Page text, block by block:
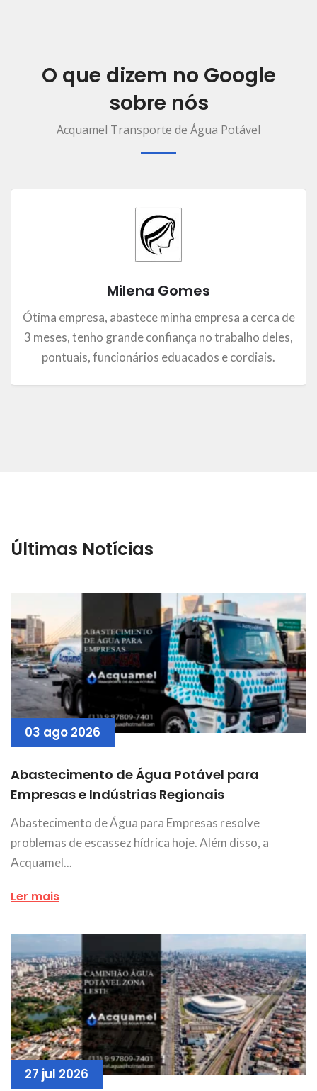
O que dizem no Google
sobre nós
Acquamel Transporte de Água Potável
Milena Gomes
Ótima empresa, abastece minha empresa a cerca de
3 meses, tenho grande confiança no trabalho deles,
pontuais, funcionários eduacados e cordiais.
Últimas Notícias
03 ago 2026
Abastecimento de Água Potável para
Empresas e Indústrias Regionais
Abastecimento de Água para Empresas resolve
problemas de escassez hídrica hoje. Além disso, a
Acquamel...
Ler mais
27 jul 2026